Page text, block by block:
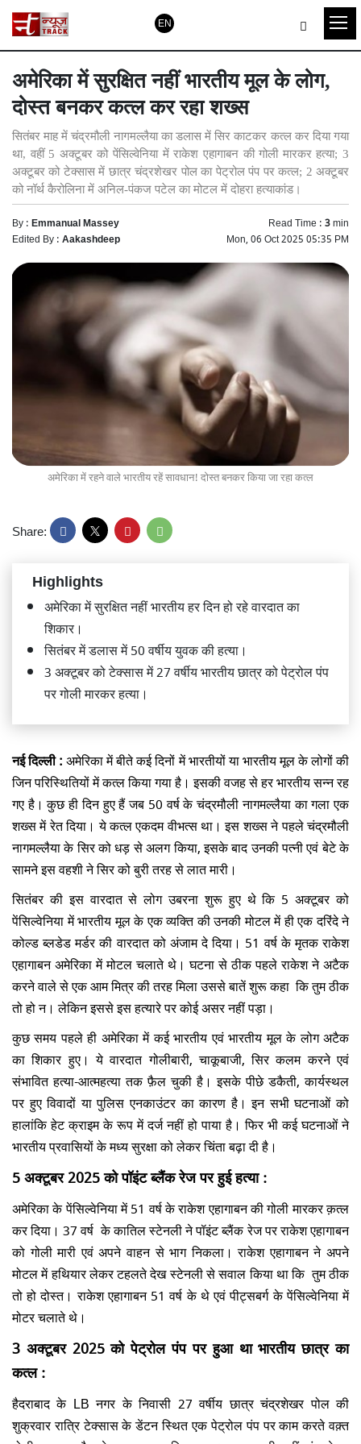
EN
अमेरिका में सुरक्षित नहीं भारतीय मूल के लोग,
दोस्त बनकर कत्ल कर रहा शख्स
सितंबर माह में चंद्रमौली नागमल्लैया का डलास में सिर काटकर कत्ल कर दिया गया
था, वहीं 5 अक्टूबर को पेंसिल्वेनिया में राकेश एहागाबन की गोली मारकर हत्या; 3
अक्टूबर को टेक्सास में छात्र चंद्रशेखर पोल का पेट्रोल पंप पर कत्ल; 2 अक्टूबर
को नॉर्थ कैरोलिना में अनिल-पंकज पटेल का मोटल में दोहरा हत्याकांड।
By :Emmanual Massey Read Time :3min
Edited By :Aakashdeep Mon, 06 Oct 2025 05:35 PM
अमेरिका में रहने वाले भारतीय रहें सावधान! दोस्त बनकर किया जा रहा कत्ल
Share:
Highlights
अमेरिका में सुरक्षित नहीं भारतीय हर दिन हो रहे वारदात का
शिकार।
सितंबर में डलास में 50 वर्षीय युवक की हत्या।
3 अक्टूबर को टेक्सास में 27 वर्षीय भारतीय छात्र को पेट्रोल पंप
पर गोली मारकर हत्या।
नई दिल्ली :अमेरिका में बीते कई दिनों में भारतीयों या भारतीय मूल के लोगों की
जिन परिस्थितियों में कत्ल किया गया है। इसकी वजह से हर भारतीय सन्न रह
गए है। कुछ ही दिन हुए हैं जब 50 वर्ष के चंद्रमौली नागमल्लैया का गला एक
शख्स में रेत दिया। ये कत्ल एकदम वीभत्स था। इस शख्स ने पहले चंद्रमौली
नागमल्लैया के सिर को धड़ से अलग किया, इसके बाद उनकी पत्नी एवं बेटे के
सामने इस वहशी ने सिर को बुरी तरह से लात मारी।
सितंबर की इस वारदात से लोग उबरना शुरू हुए थे कि 5 अक्टूबर को
पेंसिल्वेनिया में भारतीय मूल के एक व्यक्ति की उनकी मोटल में ही एक दरिंदे ने
कोल्ड ब्लडेड मर्डर की वारदात को अंजाम दे दिया। 51 वर्ष के मृतक राकेश
एहागाबन अमेरिका में मोटल चलाते थे। घटना से ठीक पहले राकेश ने अटैक
करने वाले से एक आम मित्र की तरह मिला उससे बातें शुरू कहा कि तुम ठीक
तो हो न। लेकिन इससे इस हत्यारे पर कोई असर नहीं पड़ा।
कुछ समय पहले ही अमेरिका में कई भारतीय एवं भारतीय मूल के लोग अटैक
का शिकार हुए। ये वारदात गोलीबारी, चाकूबाजी, सिर कलम करने एवं
संभावित हत्या-आत्महत्या तक फ़ैल चुकी है। इसके पीछे डकैती, कार्यस्थल
पर हुए विवादों या पुलिस एनकाउंटर का कारण है। इन सभी घटनाओं को
हालांकि हेट क्राइम के रूप में दर्ज नहीं हो पाया है। फिर भी कई घटनाओं ने
भारतीय प्रवासियों के मध्य सुरक्षा को लेकर चिंता बढ़ा दी है।
5 अक्टूबर 2025 को पॉइंट ब्लैंक रेज पर हुई हत्या :
अमेरिका के पेंसिल्वेनिया में 51 वर्ष के राकेश एहागाबन की गोली मारकर क़त्ल
कर दिया। 37 वर्ष के कातिल स्टेनली ने पॉइंट ब्लैंक रेज पर राकेश एहागाबन
को गोली मारी एवं अपने वाहन से भाग निकला। राकेश एहागाबन ने अपने
मोटल में हथियार लेकर टहलते देख स्टेनली से सवाल किया था कि तुम ठीक
तो हो दोस्त। राकेश एहागाबन 51 वर्ष के थे एवं पीट्सबर्ग के पेंसिल्वेनिया में
मोटर चलाते थे।
3 अक्टूबर 2025 को पेट्रोल पंप पर हुआ था भारतीय छात्र का
कत्ल :
हैदराबाद के LB नगर के निवासी 27 वर्षीय छात्र चंद्रशेखर पोल की
शुक्रवार रात्रि टेक्सास के डेंटन स्थित एक पेट्रोल पंप पर काम करते वक़्त